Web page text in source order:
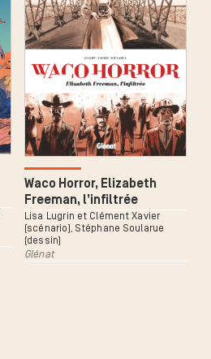
Waco Horror, Elizabeth
Freeman, l’infiltrée
Lisa Lugrin et Clément Xavier
(scénario), Stéphane Soularue
(dessin)
Glénat